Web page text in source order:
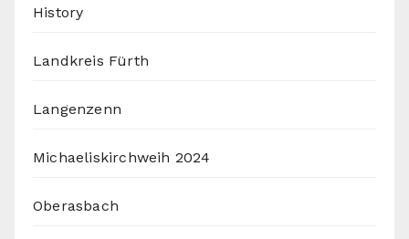
History
Landkreis Fürth
Langenzenn
Michaeliskirchweih 2024
Oberasbach